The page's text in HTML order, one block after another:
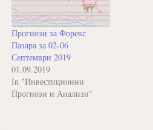
Прогнози за Форекс
Пазара за 02-06
Септември 2019
01.09.2019
In "Инвестиционни
Прогнози и Анализи"